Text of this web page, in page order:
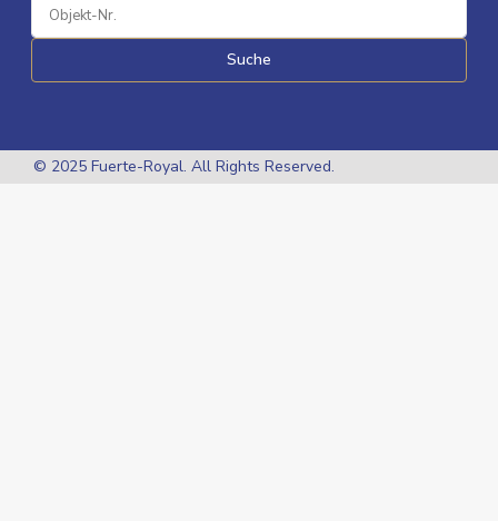
Suche
© 2025 Fuerte-Royal. All Rights Reserved.